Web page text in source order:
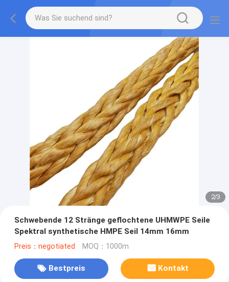
2/3
Schwebende 12 Stränge geflochtene UHMWPE Seile
Spektral synthetische HMPE Seil 14mm 16mm
Preis：negotiated MOQ：1000m
Bestpreis Kontakt